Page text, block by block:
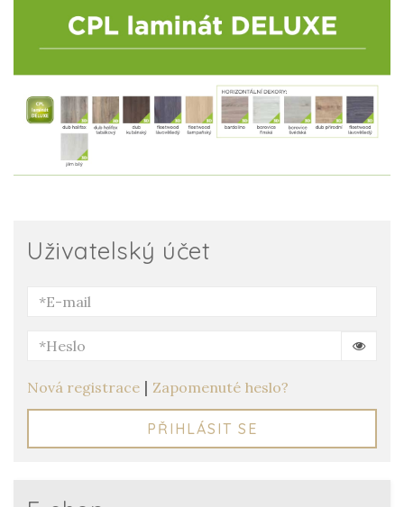
Uživatelský účet
Nová registrace | Zapomenuté heslo?
PŘIHLÁSIT SE